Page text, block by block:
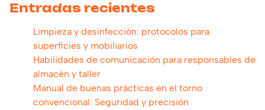
Entradas recientes
Limpieza y desinfección: protocolos para
superficies y mobiliarios
Habilidades de comunicación para responsables de
almacén y taller
Manual de buenas prácticas en el torno
convencional: Seguridad y precisión